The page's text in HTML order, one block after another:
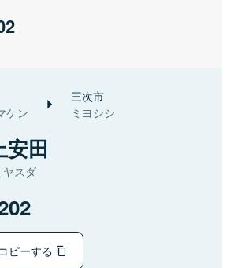
ケン
三次市
ミヨシシ
安田
ヤスダ
ピーする